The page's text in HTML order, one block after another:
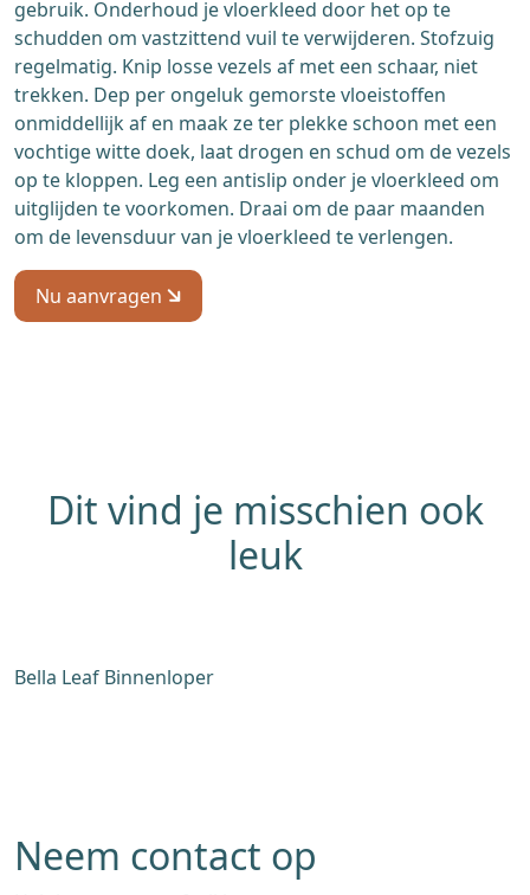
gebruik. Onderhoud je vloerkleed door het op te
schudden om vastzittend vuil te verwijderen. Stofzuig
regelmatig. Knip losse vezels af met een schaar, niet
trekken. Dep per ongeluk gemorste vloeistoffen
onmiddellijk af en maak ze ter plekke schoon met een
vochtige witte doek, laat drogen en schud om de vezels
op te kloppen. Leg een antislip onder je vloerkleed om
uitglijden te voorkomen. Draai om de paar maanden
om de levensduur van je vloerkleed te verlengen.
Nu aanvragen
Dit vind je misschien ook
leuk
Bella Leaf Binnenloper
Neem contact op